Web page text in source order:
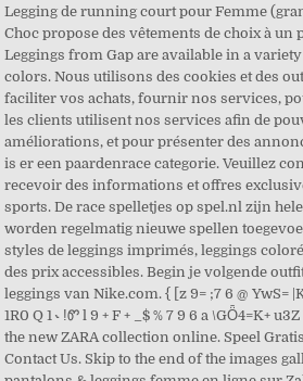
Legging de running court pour Femme
Choc propose des vêtements de choix à un
Leggings from Gap are available in a
colors. Nous utilisons des cookies et des
faciliter vos achats, fournir nos services,
les clients utilisent nos services afin de
améliorations, et pour présenter des
is er een paardenrace categorie. Veuillez
recevoir des informations et offres
sports. De race spelletjes op spel.nl zijn
worden regelmatig nieuwe spellen
styles de leggings imprimés, leggings
des prix accessibles. Begin je volgende
leggings van Nike.com. { [z 9= ;7 6 @ YwS=
1R0 Q 1 ˞ ǃᏛ l 9 + F + _$ % 7 9 6 a \GȪ4=K+
the new ZARA collection online. Speel
Contact Us. Skip to the end of the images